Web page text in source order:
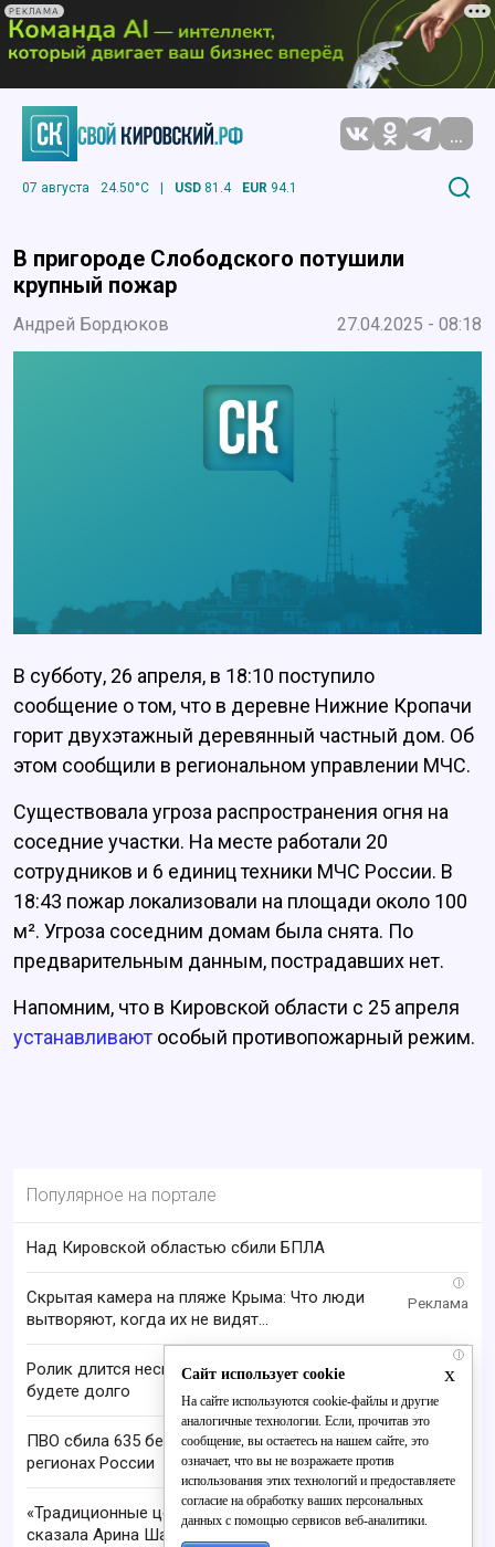
РЕКЛАМА
...
07 августа 24.50°C | USD 81.4 EUR 94.1
В пригороде Слободского потушили
крупный пожар
Андрей Бордюков 27.04.2025 - 08:18
В субботу, 26 апреля, в 18:10 поступило
сообщение о том, что в деревне Нижние Кропачи
горит двухэтажный деревянный частный дом. Об
этом сообщили в региональном управлении МЧС.
Существовала угроза распространения огня на
соседние участки. На месте работали 20
сотрудников и 6 единиц техники МЧС России. В
18:43 пожар локализовали на площади около 100
м². Угроза соседним домам была снята. По
предварительным данным, пострадавших нет.
Напомним, что в Кировской области с 25 апреля
устанавливают особый противопожарный режим.
Популярное на портале
Над Кировской областью сбили БПЛА
i
Скрытая камера на пляже Крыма: Что люди
вытворяют, когда их не видят...
i
Ролик длится несколько секунд, а смеяться вы
будете долго
ПВО сбила 635 беспилотников ВСУ за ночь в 15
регионах России
«Традиционные ценности - это наша ДНК»: что
сказала Арина Шарапова в Кирове
x
Сайт использует cookie
На сайте используются cookie-файлы и другие
аналогичные технологии. Если, прочитав это
сообщение, вы остаетесь на нашем сайте, это
означает, что вы не возражаете против
использования этих технологий и предоставляете
согласие на обработку ваших персональных
данных с помощью сервисов веб-аналитики.